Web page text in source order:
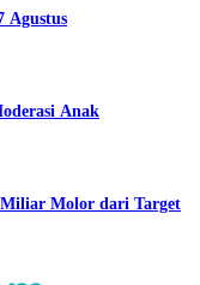
Agustus
Anak
Miliar Molor dari Target